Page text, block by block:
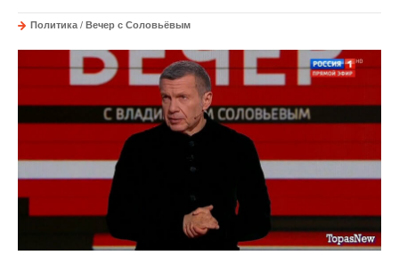
Политика / Вечер с Соловьёвым